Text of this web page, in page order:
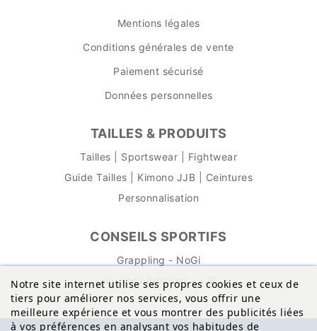
Mentions légales
Conditions générales de vente
Paiement sécurisé
Données personnelles
TAILLES & PRODUITS
Tailles | Sportswear | Fightwear
Guide Tailles | Kimono JJB | Ceintures
Personnalisation
CONSEILS SPORTIFS
Grappling - NoGi
Jiu-Jitsu Brésilien - JJB
Notre site internet utilise ses propres cookies et ceux de
tiers pour améliorer nos services, vous offrir une
meilleure expérience et vous montrer des publicités liées
à vos préférences en analysant vos habitudes de